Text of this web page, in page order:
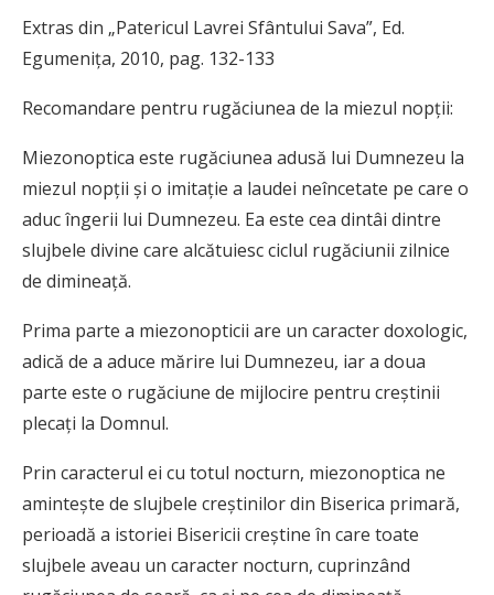
Extras din „Patericul Lavrei Sfântului Sava”, Ed.
Egumenița, 2010, pag. 132-133
Recomandare pentru rugăciunea de la miezul nopţii:
Miezonoptica este rugăciunea adusă lui Dumnezeu la
miezul nopţii şi o imitaţie a laudei neîncetate pe care o
aduc îngerii lui Dumnezeu. Ea este cea dintâi dintre
slujbele divine care alcătuiesc ciclul rugăciunii zilnice
de dimineaţă.
Prima parte a miezonopticii are un caracter doxologic,
adică de a aduce mărire lui Dumnezeu, iar a doua
parte este o rugăciune de mijlocire pentru creştinii
plecaţi la Domnul.
Prin caracterul ei cu totul nocturn, miezonoptica ne
aminteşte de slujbele creştinilor din Biserica primară,
perioadă a istoriei Bisericii creştine în care toate
slujbele aveau un caracter nocturn, cuprinzând